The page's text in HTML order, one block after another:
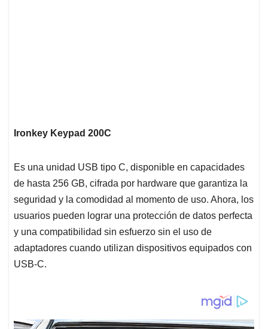
Ironkey Keypad 200C
Es una unidad USB tipo C, disponible en capacidades
de hasta 256 GB, cifrada por hardware que garantiza la
seguridad y la comodidad al momento de uso. Ahora, los
usuarios pueden lograr una protección de datos perfecta
y una compatibilidad sin esfuerzo sin el uso de
adaptadores cuando utilizan dispositivos equipados con
USB-C.